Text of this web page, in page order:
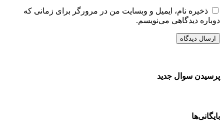
ذخیره نام، ایمیل و وبسایت من در مرورگر برای زمانی که
دوباره دیدگاهی می‌نویسم.
پرسیدن سوال جدید
بایگانی‌ها